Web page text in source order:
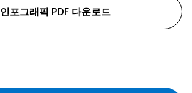
인포그래픽 PDF 다운로드